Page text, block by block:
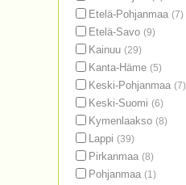
Etelä-Pohjanmaa (7)
Etelä-Savo (9)
Kainuu (29)
Kanta-Häme (5)
Keski-Pohjanmaa (7)
Keski-Suomi (6)
Kymenlaakso (8)
Lappi (39)
Pirkanmaa (8)
Pohjanmaa (1)